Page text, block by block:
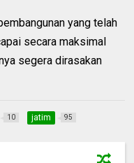
yang telah
secara maksimal
segera dirasakan
10 jatim 95